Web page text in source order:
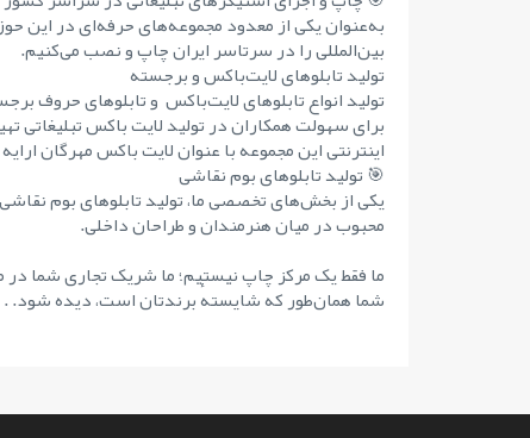
به‌عنوان یکی از معدود مجموعه‌های حرفه‌ای در این
بین‌المللی را در سرتاسر ایران چاپ و نصب می‌کنیم.
تولید تابلوهای لایت‌باکس و برجسته
تولید انواع تابلوهای لایت‌باکس و تابلوهای حروف
برای سهولت همکاران در تولید لایت باکس تبلیغاتی
اینترنتی این مجموعه با عنوان لایت باکس مهرگان
🎯 تولید تابلوهای بوم نقاشی
یکی از بخش‌های تخصصی ما، تولید تابلوهای بوم
محبوب در میان هنرمندان و طراحان داخلی.
ما فقط یک مرکز چاپ نیستیم؛ ما شریک تجاری شما در
شما همان‌طور که شایستهٔ برندتان است، دیده شود. .